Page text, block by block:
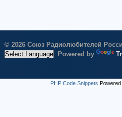
© 2026 Союз Радиолюбителей
Powered by
PHP Code Snippets Powered